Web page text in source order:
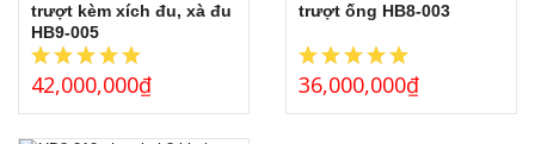
trượt kèm xích đu, xà đu
HB9-005
42,000,000₫
trượt ống HB8-003
36,000,000₫